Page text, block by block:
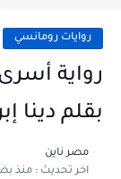
روايات رومانسي
بقلم دينا
مصر ناين
اخر تحديث :منذ